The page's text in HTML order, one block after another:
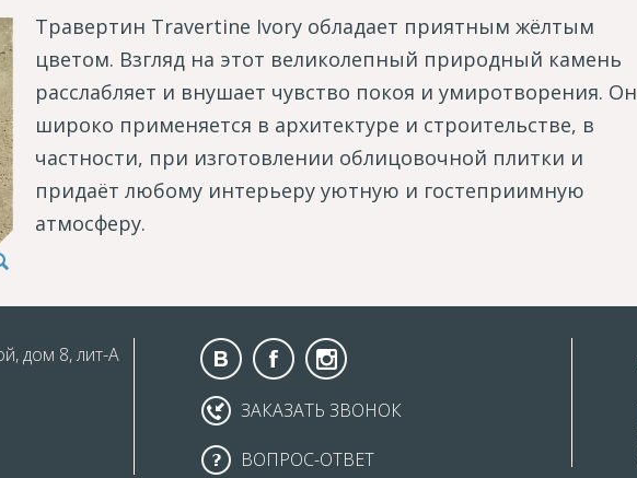
Травертин Travertine Ivory обладает приятным жёлтым
цветом. Взгляд на этот великолепный природный камень
расслабляет и внушает чувство покоя и умиротворения. Он
широко применяется в архитектуре и строительстве, в
частности, при изготовлении облицовочной плитки и
придаёт любому интерьеру уютную и гостеприимную
атмосферу.
дом 8, лит-А
ЗАКАЗАТЬ ЗВОНОК
ВОПРОС-ОТВЕТ